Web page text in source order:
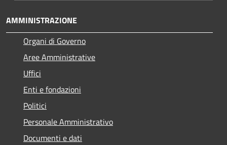
AMMINISTRAZIONE
Organi di Governo
Aree Amministrative
Uffici
Enti e fondazioni
Politici
Personale Amministrativo
Documenti e dati